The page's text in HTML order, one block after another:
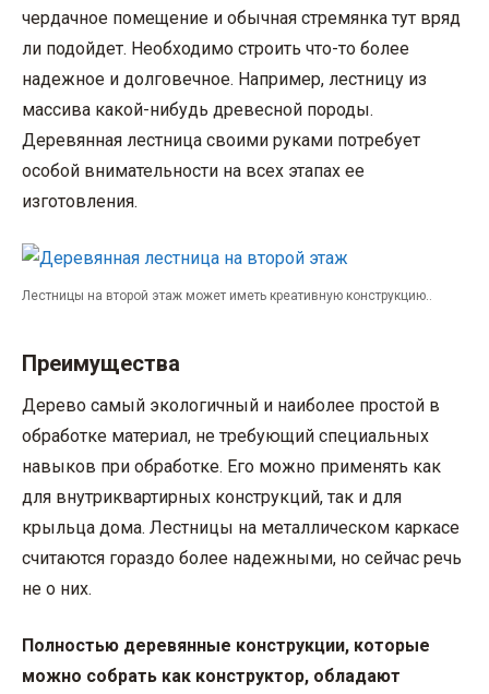
чердачное помещение и обычная стремянка тут вряд
ли подойдет. Необходимо строить что-то более
надежное и долговечное. Например, лестницу из
массива какой-нибудь древесной породы.
Деревянная лестница своими руками потребует
особой внимательности на всех этапах ее
изготовления.
Лестницы на второй этаж может иметь креативную конструкцию..
Преимущества
Дерево самый экологичный и наиболее простой в
обработке материал, не требующий специальных
навыков при обработке. Его можно применять как
для внутриквартирных конструкций, так и для
крыльца дома. Лестницы на металлическом каркасе
считаются гораздо более надежными, но сейчас речь
не о них.
Полностью деревянные конструкции, которые
можно собрать как конструктор, обладают